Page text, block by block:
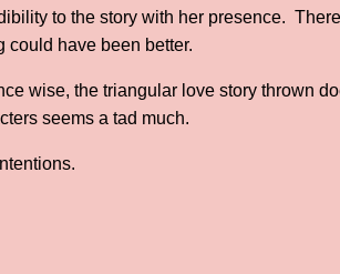
to the story with her presence.
could have been better.
wise, the triangular love story thrown
seems a tad much.